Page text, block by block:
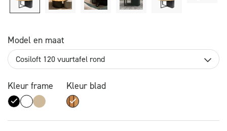
Model en maat
Cosiloft 120 vuurtafel rond
Kleur frame Kleur blad